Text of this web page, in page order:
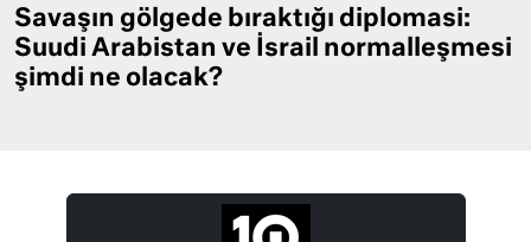
Savaşın gölgede bıraktığı diplomasi:
Suudi Arabistan ve İsrail normalleşmesi
şimdi ne olacak?